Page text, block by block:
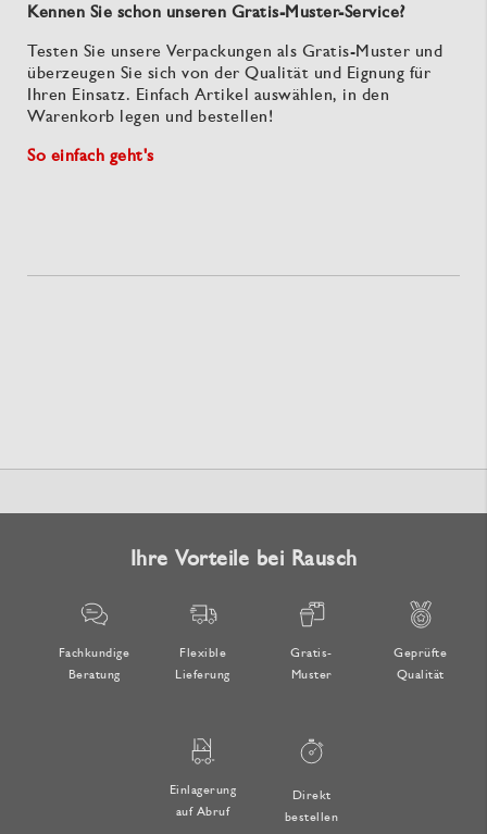
Kennen Sie schon unseren Gratis-Muster-Service?
Testen Sie unsere Verpackungen als Gratis-Muster und
überzeugen Sie sich von der Qualität und Eignung für
Ihren Einsatz. Einfach Artikel auswählen, in den
Warenkorb legen und bestellen!
So einfach geht's
Ihre Vorteile bei Rausch
Fachkundige
Beratung
Flexible
Lieferung
Gratis-
Muster
Geprüfte
Qualität
Einlagerung
auf Abruf
Direkt
bestellen